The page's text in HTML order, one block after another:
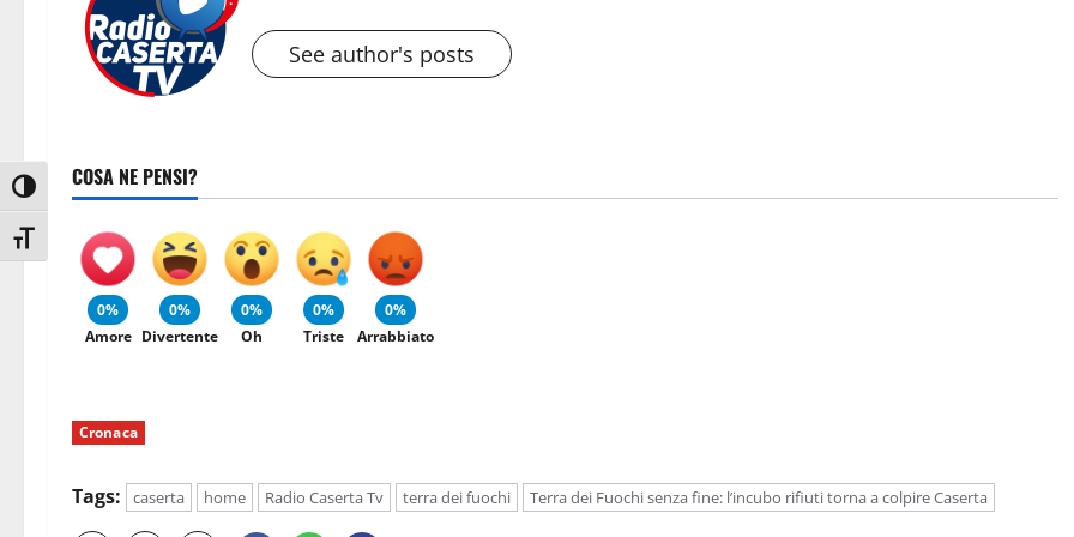
Attiva/disattiva alto contrasto
Attiva/disattiva dimensione testo
See author's posts
COSA NE PENSI?
0%
Amore
0%
Divertente
0%
Oh
0%
Triste
0%
Arrabbiato
Cronaca
Tags: caserta home Radio Caserta Tv terra dei fuochi Terra dei Fuochi senza fine: l’incubo rifiuti torna a colpire Caserta